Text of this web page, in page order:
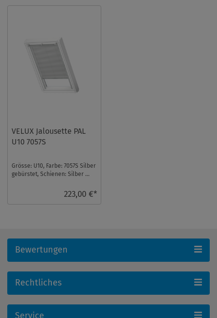
VELUX Jalousette PAL
U10 7057S
Grösse: U10, Farbe: 7057S Silber
gebürstet, Schienen: Silber ...
223,00 €*
Bewertungen
Rechtliches
Service